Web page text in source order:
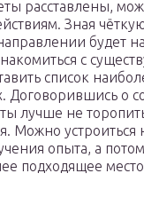
расставлены,
Зная
будет
с
список
Договорившись о
лучше не
Можно
опыта, а
подходящее